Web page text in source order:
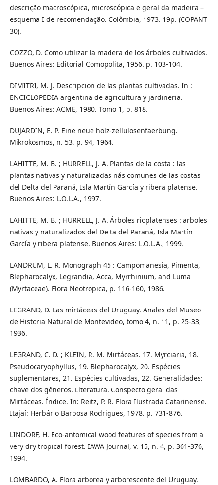
descrição macroscópica, microscópica e geral da madeira –
esquema I de recomendação. Colômbia, 1973. 19p. (COPANT
30).
COZZO, D. Como utilizar la madera de los árboles cultivados.
Buenos Aires: Editorial Comopolita, 1956. p. 103-104.
DIMITRI, M. J. Descripcion de las plantas cultivadas. In :
ENCICLOPEDIA argentina de agricultura y jardineria.
Buenos Aires: ACME, 1980. Tomo 1, p. 818.
DUJARDIN, E. P. Eine neue holz-zellulosenfaerbung.
Mikrokosmos, n. 53, p. 94, 1964.
LAHITTE, M. B. ; HURRELL, J. A. Plantas de la costa : las
plantas nativas y naturalizadas nás comunes de las costas
del Delta del Paraná, Isla Martín García y ribera platense.
Buenos Aires: L.O.L.A., 1997.
LAHITTE, M. B. ; HURRELL, J. A. Árboles rioplatenses : arboles
nativas y naturalizados del Delta del Paraná, Isla Martín
García y ribera platense. Buenos Aires: L.O.L.A., 1999.
LANDRUM, L. R. Monograph 45 : Campomanesia, Pimenta,
Blepharocalyx, Legrandia, Acca, Myrrhinium, and Luma
(Myrtaceae). Flora Neotropica, p. 116-160, 1986.
LEGRAND, D. Las mirtáceas del Uruguay. Anales del Museo
de Historia Natural de Montevideo, tomo 4, n. 11, p. 25-33,
1936.
LEGRAND, C. D. ; KLEIN, R. M. Mirtáceas. 17. Myrciaria, 18.
Pseudocaryophyllus, 19. Blepharocalyx, 20. Espécies
suplementares, 21. Espécies cultivadas, 22. Generalidades:
chave dos gêneros. Literatura. Conspecto geral das
Mirtáceas. Índice. In: Reitz, P. R. Flora Ilustrada Catarinense.
Itajaí: Herbário Barbosa Rodrigues, 1978. p. 731-876.
LINDORF, H. Eco-antomical wood features of species from a
very dry tropical forest. IAWA Journal, v. 15, n. 4, p. 361-376,
1994.
LOMBARDO, A. Flora arborea y arborescente del Uruguay.